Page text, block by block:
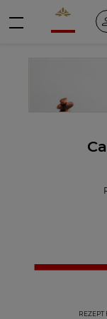
Valrhona -
REZEPT